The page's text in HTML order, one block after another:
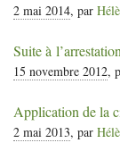
2 mai 2014, par
Suite à
15 novembre 2012,
Application de la
2 mai 2013, par